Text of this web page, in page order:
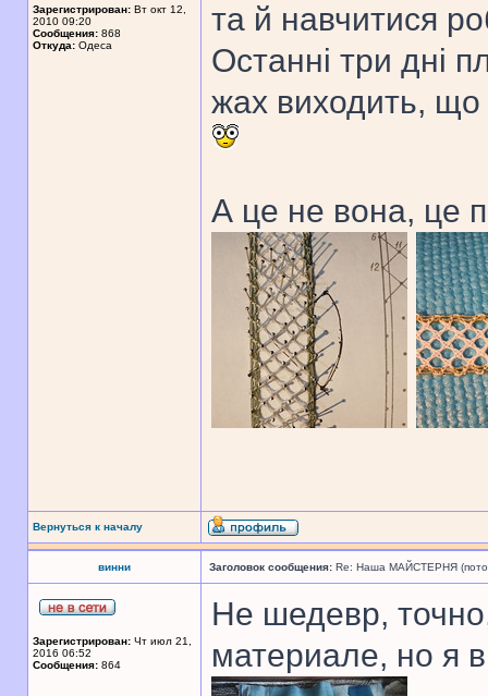
Зарегистрирован: Вт окт 12,
2010 09:20
Сообщения: 868
Откуда: Одеса
та й навчитися
Останні три дні
жах виходить, що
А це не вона, це
Вернуться к началу
винни Заголовок сообщения: Re: Наша МАЙСТЕРНЯ
Зарегистрирован: Чт июл 21,
2016 06:52
Сообщения: 864
Не шедевр,
материале, но я